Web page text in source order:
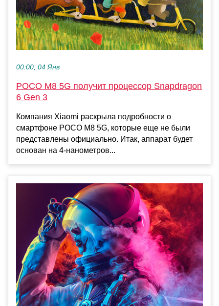
00:00, 04 Янв
POCO M8 5G получит процессор Snapdragon
6 Gen 3
Компания Xiaomi раскрыла подробности о
смартфоне POCO M8 5G, которые еще не были
представлены официально. Итак, аппарат будет
основан на 4-нанометров...